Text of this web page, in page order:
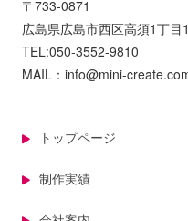
〒733-0871
広島県広島市西区高須1丁目
TEL:050-3552-9810
MAIL：info@mini-
トップページ
制作実績